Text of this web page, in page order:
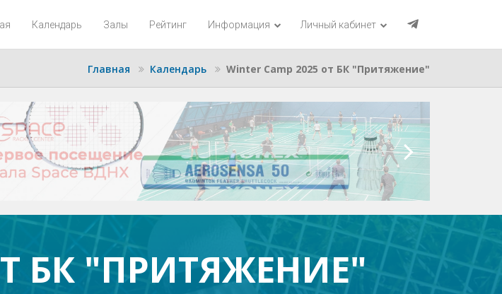
Календарь Залы Рейтинг Информация Личный кабинет
Главная Календарь Winter Camp 2025 от БК "Притяжение"
БК "ПРИТЯЖЕНИЕ"